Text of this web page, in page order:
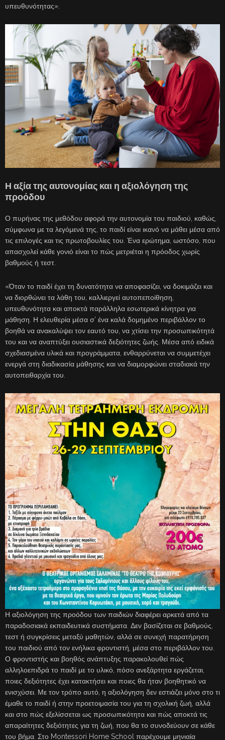
υπευθυνότητας».
Η αξία της αυτονομίας και η αξιολόγηση της
προόδου
Ο πυρήνας της μεθόδου αφορά την αυτονομία του παιδιού, καθώς,
σύμφωνα με τα λεγόμενά της, το παιδί είναι ικανό να μάθει μέσα από
τις επιλογές και τις πρωτοβουλίες του. Ένα ερώτημα, ωστόσο, που
απασχολεί κάθε γονιό είναι το πώς μετριέται η πρόοδος χωρίς
βαθμούς ή τεστ.
«Όταν το παιδί έχει τη δυνατότητα να αποφασίζει, να δοκιμάζει και
να διορθώνει τα λάθη του, καλλιεργεί αυτοπεποίθηση,
υπευθυνότητα και αποκτά παράλληλα εσωτερικά κίνητρα για
μάθηση. Η ελευθερία μέσα σ’ ένα καλά δομημένο περιβάλλον το
βοηθά να ανακαλύψει τον εαυτό του, να χτίσει την προσωπικότητά
του και να αναπτύξει ουσιαστικά δεξιότητες ζωής. Μέσα από ειδικά
σχεδιασμένα υλικά και προγράμματα, ενθαρρύνεται να συμμετέχει
ενεργά στη διαδικασία μάθησης και να διαμορφώνει σταδιακά την
αυτοπειθαρχία του.
Η αξιολόγηση της προόδου των παιδιών διαφέρει αρκετά από τα
παραδοσιακά εκπαιδευτικά συστήματα. Δεν βασίζεται σε βαθμούς,
τεστ ή συγκρίσεις μεταξύ μαθητών, αλλά σε συνεχή παρατήρηση
του παιδιού από τον ενήλικα φροντιστή, μέσα στο περιβάλλον του.
Ο φροντιστής και βοηθός ανάπτυξης παρακολουθεί πώς
αλληλοεπιδρά το παιδί με το υλικό, πόσο ανεξάρτητα εργάζεται,
ποιες δεξιότητες έχει κατακτήσει και ποιες θα ήταν βοηθητικό να
ενισχύσει. Με τον τρόπο αυτό, η αξιολόγηση δεν εστιάζει μόνο στο τι
έμαθε το παιδί ή στην προετοιμασία του για τη σχολική ζωή, αλλά
και στο πώς εξελίσσεται ως προσωπικότητα και πώς αποκτά τις
απαραίτητες δεξιότητες για τη ζωή, που θα το συνοδεύουν σε κάθε
του βήμα. Στο Montessori Home School παρέχουμε μηνιαία